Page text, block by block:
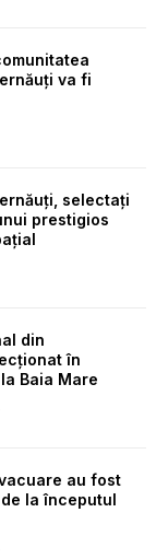
va fi
selectați
prestigios
din
în
Baia Mare
au fost
la începutul